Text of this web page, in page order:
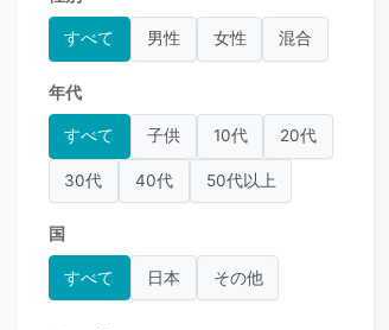
すべて 男性 女性 混合
年代
すべて 子供 10代 20代
30代 40代 50代以上
国
すべて 日本 その他